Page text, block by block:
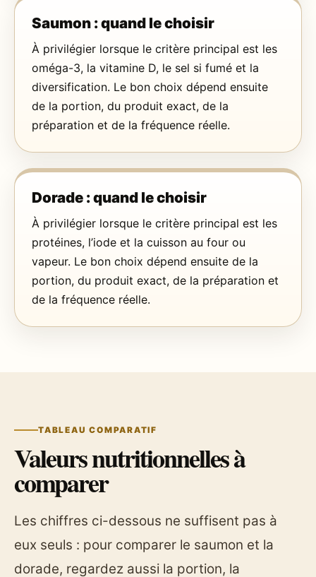
Saumon : quand le choisir
À privilégier lorsque le critère principal est les
oméga-3, la vitamine D, le sel si fumé et la
diversification. Le bon choix dépend ensuite
de la portion, du produit exact, de la
préparation et de la fréquence réelle.
Dorade : quand le choisir
À privilégier lorsque le critère principal est les
protéines, l’iode et la cuisson au four ou
vapeur. Le bon choix dépend ensuite de la
portion, du produit exact, de la préparation et
de la fréquence réelle.
TABLEAU COMPARATIF
Valeurs nutritionnelles à
comparer
Les chiffres ci-dessous ne suffisent pas à
eux seuls : pour comparer le saumon et la
dorade, regardez aussi la portion, la